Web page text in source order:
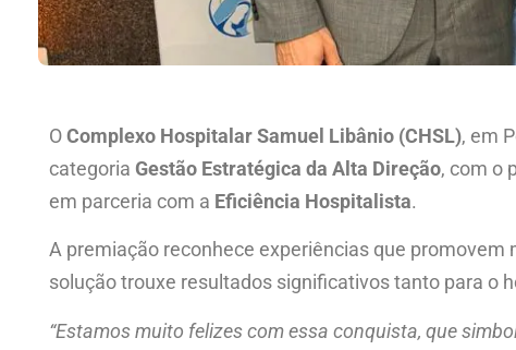
OComplexo Hospitalar Samuel Libânio (CHSL), em
categoria Gestão Estratégica da Alta Direção, com o
em parceria com a Eficiência Hospitalista.
A premiação reconhece experiências que
solução trouxe resultados significativos tanto para o
“Estamos muito felizes com essa conquista, que